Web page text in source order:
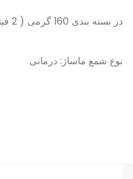
در بسته بندی 160 گرمی ( 2 فیتیله) و 60 گرمی ( 1 فیتیله)
نوع شمع ماساژ: درمانی